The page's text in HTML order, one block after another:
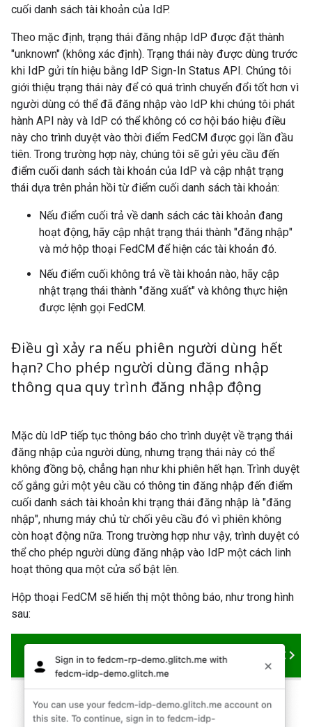
cuối danh sách tài khoản của IdP.
Theo mặc định, trạng thái đăng nhập IdP được đặt thành
"unknown" (không xác định). Trạng thái này được dùng trước
khi IdP gửi tín hiệu bằng IdP Sign-In Status API. Chúng tôi
giới thiệu trạng thái này để có quá trình chuyển đổi tốt hơn vì
người dùng có thể đã đăng nhập vào IdP khi chúng tôi phát
hành API này và IdP có thể không có cơ hội báo hiệu điều
này cho trình duyệt vào thời điểm FedCM được gọi lần đầu
tiên. Trong trường hợp này, chúng tôi sẽ gửi yêu cầu đến
điểm cuối danh sách tài khoản của IdP và cập nhật trạng
thái dựa trên phản hồi từ điểm cuối danh sách tài khoản:
Nếu điểm cuối trả về danh sách các tài khoản đang
hoạt động, hãy cập nhật trạng thái thành "đăng nhập"
và mở hộp thoại FedCM để hiện các tài khoản đó.
Nếu điểm cuối không trả về tài khoản nào, hãy cập
nhật trạng thái thành "đăng xuất" và không thực hiện
được lệnh gọi FedCM.
Điều gì xảy ra nếu phiên người dùng hết
hạn? Cho phép người dùng đăng nhập
thông qua quy trình đăng nhập động
Mặc dù IdP tiếp tục thông báo cho trình duyệt về trạng thái
đăng nhập của người dùng, nhưng trạng thái này có thể
không đồng bộ, chẳng hạn như khi phiên hết hạn. Trình duyệt
cố gắng gửi một yêu cầu có thông tin đăng nhập đến điểm
cuối danh sách tài khoản khi trạng thái đăng nhập là "đăng
nhập", nhưng máy chủ từ chối yêu cầu đó vì phiên không
còn hoạt động nữa. Trong trường hợp như vậy, trình duyệt có
thể cho phép người dùng đăng nhập vào IdP một cách linh
hoạt thông qua một cửa sổ bật lên.
Hộp thoại FedCM sẽ hiển thị một thông báo, như trong hình
sau: